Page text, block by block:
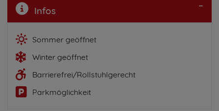
Infos
Sommer geöffnet
Winter geöffnet
Barrierefrei/Rollstuhlgerecht
Parkmöglichkeit